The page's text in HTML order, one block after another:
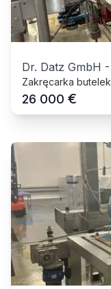
Dr. Datz GmbH -
Zakręcarka butelek
26 000 €